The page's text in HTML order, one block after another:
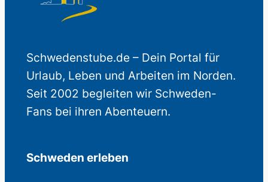
Schwedenstube.de – Dein Portal für
Urlaub, Leben und Arbeiten im Norden.
Seit 2002 begleiten wir Schweden-
Fans bei ihren Abenteuern.
Schweden erleben